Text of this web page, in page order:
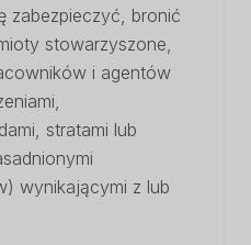
zabezpieczyć, bronić
stowarzyszone,
i agentów
stratami lub
wynikającymi z lub